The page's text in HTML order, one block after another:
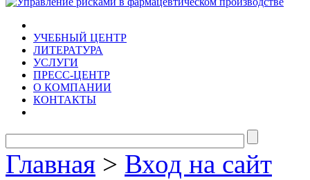
УЧЕБНЫЙ ЦЕНТР
ЛИТЕРАТУРА
УСЛУГИ
ПРЕСС-ЦЕНТР
О КОМПАНИИ
КОНТАКТЫ
Главная > Вход на сайт